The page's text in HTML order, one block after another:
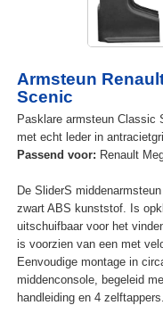
Armsteun
Scenic
Pasklare armsteun Classic
met echt leder in
Passend voor: Renault
De SliderS
zwart ABS kunststof. Is
uitschuifbaar voor het
is voorzien van een met
Eenvoudige montage in
middenconsole, begeleid
handleiding en 4 zelftappers.